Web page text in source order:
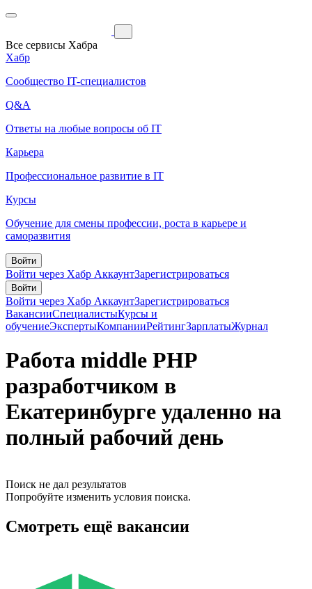
Все сервисы Хабра
Хабр
Сообщество IT-специалистов
Q&A
Ответы на любые вопросы об IT
Карьера
Профессиональное развитие в IT
Курсы
Обучение для смены профессии, роста в карьере и
саморазвития
Войти
Войти через Хабр АккаунтЗарегистрироваться
Войти
Войти через Хабр АккаунтЗарегистрироваться
ВакансииСпециалистыКурсы и
обучениеЭкспертыКомпанииРейтингЗарплатыЖурнал
Работа middle PHP
разработчиком в
Екатеринбурге удаленно на
полный рабочий день
Поиск не дал результатов
Попробуйте изменить условия поиска.
Смотреть ещё вакансии